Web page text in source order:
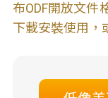
布ODF開放文件
下載安裝使用，